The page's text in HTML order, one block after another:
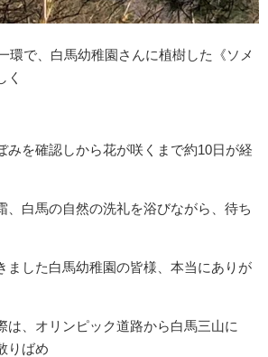
環で、白馬幼稚園さんに植樹した《ソメ
く
みを確認しから花が咲くまで約10日が経
、白馬の自然の洗礼を浴びながら、待ち
ました白馬幼稚園の皆様、本当にありが
は、オリンピック道路から白馬三山に
りばめ